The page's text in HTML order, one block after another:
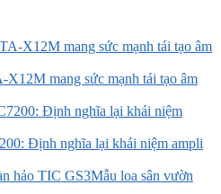
mang sức mạnh tái tạo âm
Định nghĩa lại khái niệm ampli
Mẫu loa sân vườn